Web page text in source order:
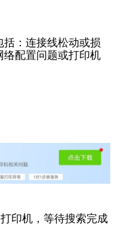
：连接线松动或损
配置问题或打印机
印机，等待搜索完成